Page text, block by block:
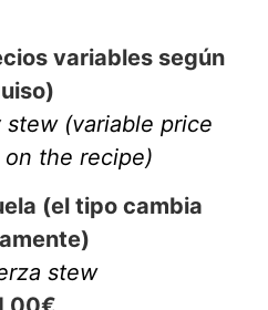
variables según
stew (variable price
the recipe)
(el tipo cambia
stew